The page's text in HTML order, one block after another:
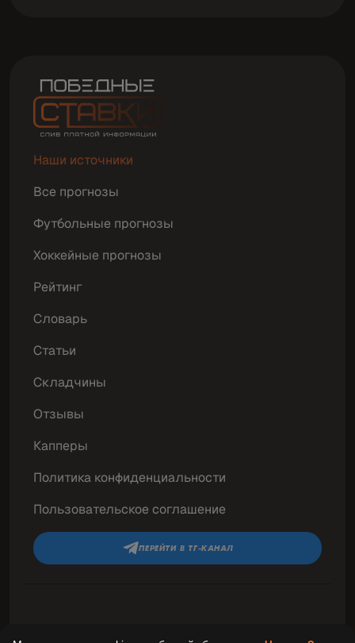
Наши источники
Все прогнозы
Футбольные прогнозы
Хоккейные прогнозы
Рейтинг
Словарь
Статьи
Складчины
Отзывы
Капперы
Политика конфиденциальности
Пользовательское соглашение
ПЕРЕЙТИ В ТГ-КАНАЛ